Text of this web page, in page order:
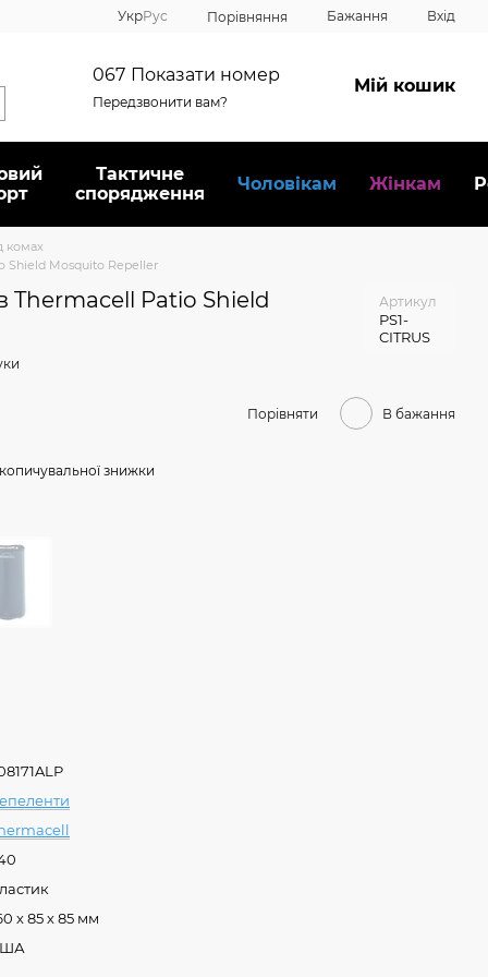
УкрРус Порівняння Бажання Вхід
067 Показати номер
Передзвонити вам?
Мій кошик
Тактичне
спорядження
Чоловікам Жінкам
комах
Shield Mosquito Repeller
Thermacell Patio Shield Артикул
PS1-
CITRUS
Порівняти В бажання
знижки
х 85 х 85 мм